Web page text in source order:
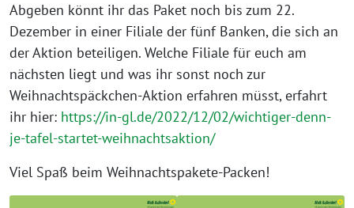
Abgeben könnt ihr das Paket noch bis zum 22.
Dezember in einer Filiale der fünf Banken, die sich an
der Aktion beteiligen. Welche Filiale für euch am
nächsten liegt und was ihr sonst noch zur
Weihnachtspäckchen-Aktion erfahren müsst, erfahrt
ihr hier: https://in-gl.de/2022/12/02/wichtiger-denn-
je-tafel-startet-weihnachtsaktion/
Viel Spaß beim Weihnachtspakete-Packen!